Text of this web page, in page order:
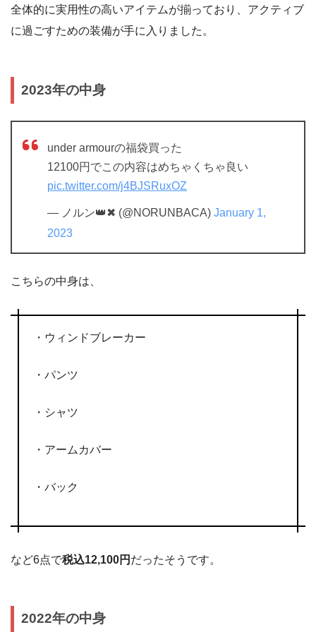
全体的に実用性の高いアイテムが揃っており、アクティブ
に過ごすための装備が手に入りました。
2023年の中身
under armourの福袋買った
12100円でこの内容はめちゃくちゃ良い
pic.twitter.com/j4BJSRuxOZ
— ノルン👑✖ (@NORUNBACA) January 1,
2023
こちらの中身は、
・ウィンドブレーカー
・パンツ
・シャツ
・アームカバー
・バック
など6点で税込12,100円 だったそうです。
2022年の中身